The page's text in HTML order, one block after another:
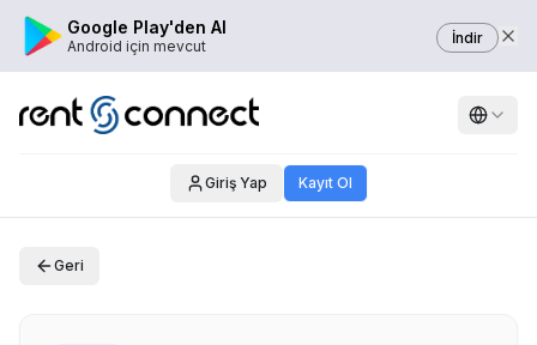
Google Play'den Al
Android için mevcut İndir
Giriş Yap Kayıt Ol
Geri